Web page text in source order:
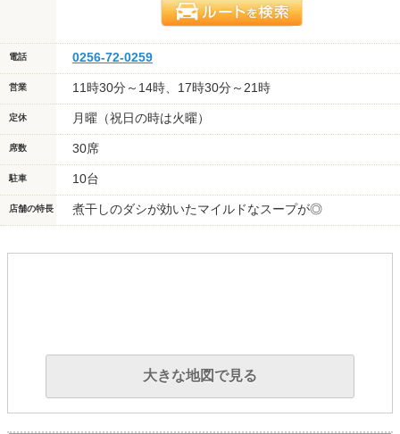
電話 0256-72-0259
営業 11時30分～14時、17時30分～21時
定休 月曜（祝日の時は火曜）
席数 30席
駐車 10台
店舗の特長 煮干しのダシが効いたマイルドなスープが◎
大きな地図で見る